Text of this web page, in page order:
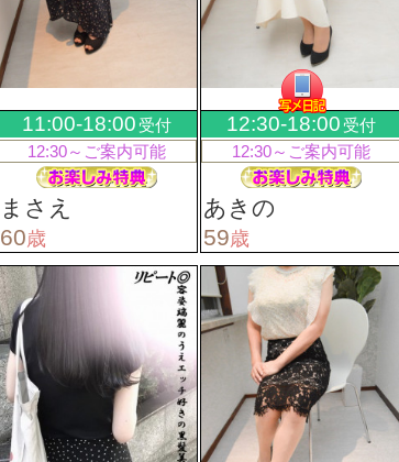
11:00-18:00 受付
12:30～ ご案内可能
まさえ
60歳
12:30-18:00 受付
12:30～ ご案内可能
あきの
59歳